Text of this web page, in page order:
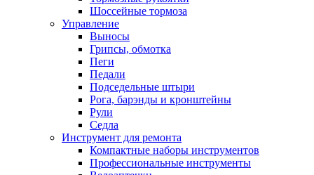
Шоссейные тормоза
Управление
Выносы
Грипсы, обмотка
Пеги
Педали
Подседельные штыри
Рога, барэнды и кронштейны
Рули
Седла
Инструмент для ремонта
Компактные наборы инструментов
Профессиональные инструменты